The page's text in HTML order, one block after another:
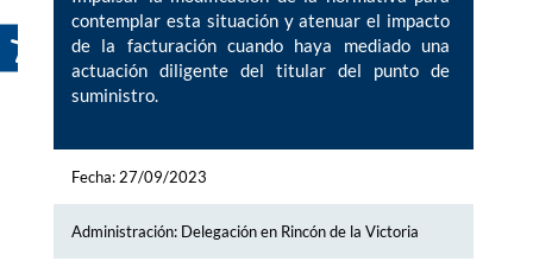
contemplar esta situación y atenuar el impacto
de la facturación cuando haya mediado una
actuación diligente del titular del punto de
suministro.
Fecha: 27/09/2023
Administración: Delegación en Rincón de la Victoria